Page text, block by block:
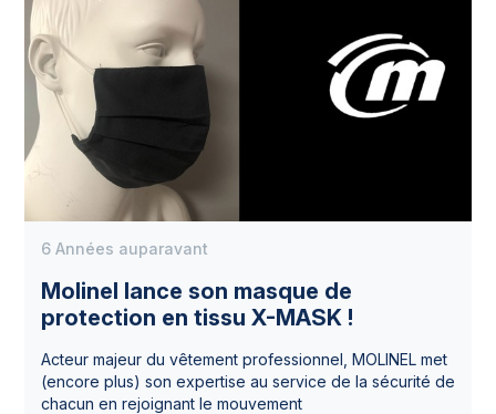
Molinel lance son masque de
protection en tissu X-MASK !
6 Années auparavant
Acteur majeur du vêtement professionnel, MOLINEL met
(encore plus) son expertise au service de la sécurité de
chacun en rejoignant le mouvement